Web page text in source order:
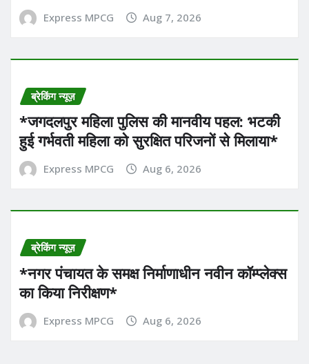
Express MPCG Aug 7, 2026
ब्रेकिंग न्यूज़
*​जगदलपुर महिला पुलिस की मानवीय पहल: भटकी
हुई गर्भवती महिला को सुरक्षित परिजनों से मिलाया*
Express MPCG Aug 6, 2026
ब्रेकिंग न्यूज़
*नगर पंचायत के समक्ष निर्माणाधीन नवीन कॉम्प्लेक्स
का किया निरीक्षण*
Express MPCG Aug 6, 2026